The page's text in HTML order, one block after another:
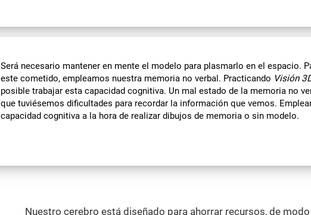
Será necesario mantener en mente el modelo para plasmarlo en el espacio.
este cometido, empleamos nuestra memoria no verbal. Practicando Visión
posible trabajar esta capacidad cognitiva. Un mal estado de la memoria no
que tuviésemos dificultades para recordar la información que vemos.
capacidad cognitiva a la hora de realizar dibujos de memoria o sin modelo.
Nuestro cerebro está diseñado para ahorrar recursos, de